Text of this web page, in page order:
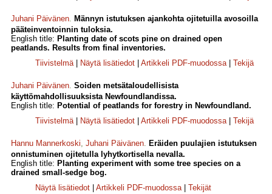
Juhani Päivänen. Männyn istutuksen ajankohta ojitetuilla avosoilla
pääteinventoinnin tuloksia.
English title: Planting date of scots pine on drained open
peatlands. Results from final inventories.
Tiivistelmä| Näytä lisätiedot Artikkeli PDF-muodossa| Tekijä
Juhani Päivänen. Soiden metsätaloudellisista
käyttömahdollisuuksista Newfoundlandissa.
English title: Potential of peatlands for forestry in Newfoundland.
Tiivistelmä| Näytä lisätiedot Artikkeli PDF-muodossa| Tekijä
Hannu Mannerkoski, Juhani Päivänen. Eräiden puulajien istutuksen
onnistuminen ojitetulla lyhytkortisella nevalla.
English title: Planting experiment with some tree species on a
drained small-sedge bog.
Näytä lisätiedot
Artikkeli PDF-muodossa| Tekijät